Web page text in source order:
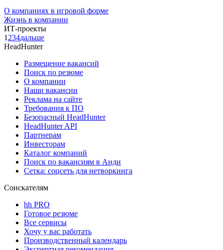
О компаниях в игровой форме
Жизнь в компании
ИТ-проекты
1 234дальше
HeadHunter
Размещение вакансий
Поиск по резюме
О компании
Наши вакансии
Реклама на сайте
Требования к ПО
Безопасный HeadHunter
HeadHunter API
Партнерам
Инвесторам
Каталог компаний
Поиск по вакансиям в Анди
Сетка: соцсеть для нетворкинга
Соискателям
hh PRO
Готовое резюме
Все сервисы
Хочу у вас работать
Производственный календарь